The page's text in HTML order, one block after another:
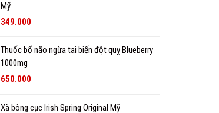
Mỹ
349.000
Thuốc bổ não ngừa tai biến đột quỵ Blueberry
1000mg
650.000
Xà bông cục Irish Spring Original Mỹ